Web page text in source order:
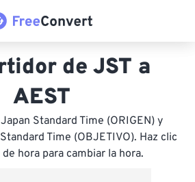
de JST a
AEST
Standard Time (ORIGEN) y
Time (OBJETIVO). Haz clic
hora para cambiar la hora.